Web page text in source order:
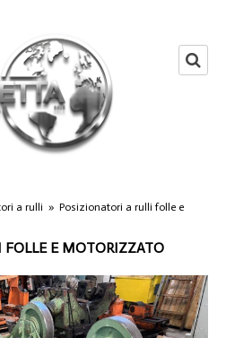
a rulli » Posizionatori a rulli folle e
FOLLE E MOTORIZZATO